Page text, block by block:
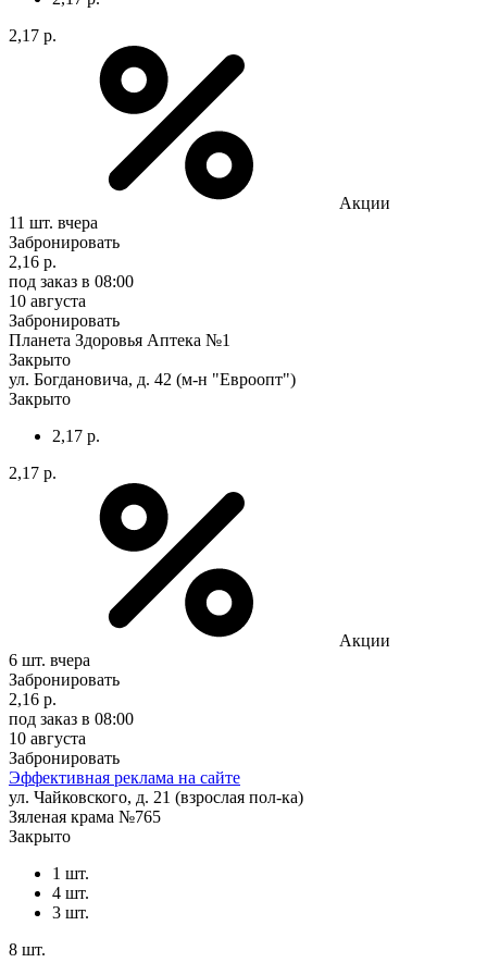
2,17 р.
Акции
11 шт. вчера
Забронировать
2,16 р.
под заказ в 08:00
10 августа
Забронировать
Планета Здоровья Аптека №1
Закрыто
ул. Богдановича, д. 42 (м-н "Евроопт")
Закрыто
2,17 р.
2,17 р.
Акции
6 шт. вчера
Забронировать
2,16 р.
под заказ в 08:00
10 августа
Забронировать
Эффективная реклама на сайте
ул. Чайковского, д. 21 (взрослая пол-ка)
Зяленая крама №765
Закрыто
1 шт.
4 шт.
3 шт.
8 шт.